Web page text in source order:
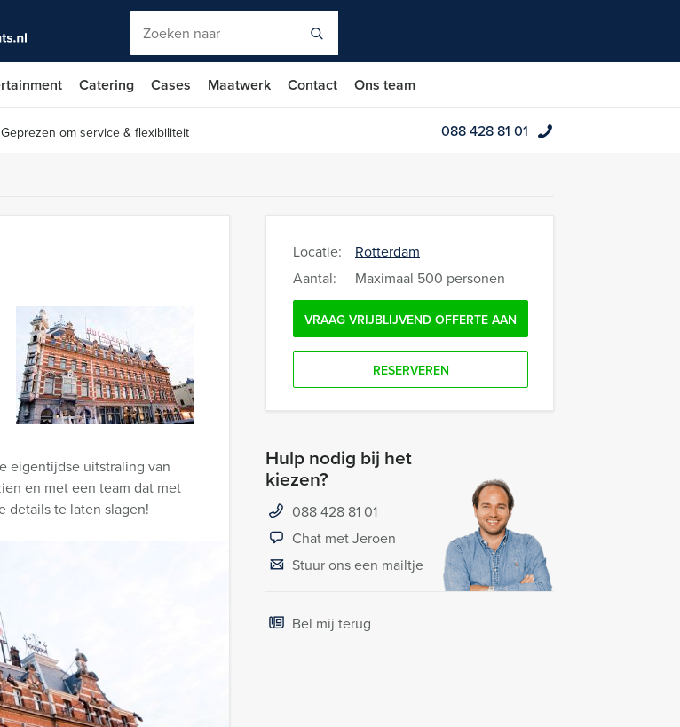
Catering Cases Maatwerk Contact Ons team
Geprezen om service & flexibiliteit 088 428 81 01
eigentijdse uitstraling van
en met een team dat met
details te laten slagen!
Locatie:
Rotterdam
Aantal:
Maximaal 500 personen
VRAAG VRIJBLIJVEND OFFERTE AAN
RESERVEREN
Hulp nodig bij het
kiezen?
088 428 81 01
Chat met Jeroen
Stuur ons een mailtje
Bel mij terug